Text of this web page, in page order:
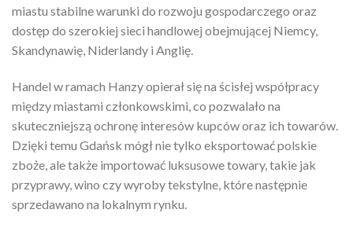
miastu stabilne warunki do rozwoju gospodarczego oraz
dostęp do szerokiej sieci handlowej obejmującej Niemcy,
Skandynawię, Niderlandy i Anglię.
Handel w ramach Hanzy opierał się na ścisłej współpracy
między miastami członkowskimi, co pozwalało na
skuteczniejszą ochronę interesów kupców oraz ich towarów.
Dzięki temu Gdańsk mógł nie tylko eksportować polskie
zboże, ale także importować luksusowe towary, takie jak
przyprawy, wino czy wyroby tekstylne, które następnie
sprzedawano na lokalnym rynku.